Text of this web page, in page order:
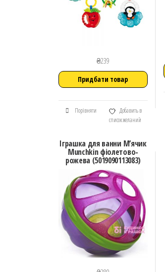
₴239
Придбати товар
Порівняти
Добавить в
список желаний
Іграшка для ванни М’ячик
Munchkin фіолетово-
рожева (5019090113083)